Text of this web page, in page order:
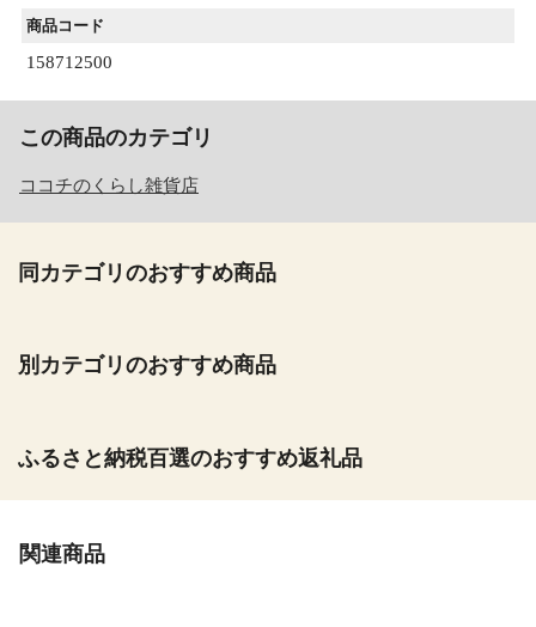
商品コード
158712500
この商品のカテゴリ
ココチのくらし雑貨店
同カテゴリのおすすめ商品
別カテゴリのおすすめ商品
ふるさと納税百選のおすすめ返礼品
関連商品